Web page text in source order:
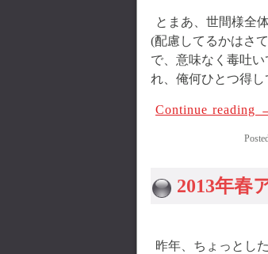
とまあ、世間様全
(配慮してるかはさ
で、意味なく毒吐
れ、俺何ひとつ得し
Continue reading
2013年春
昨年、ちょっとし